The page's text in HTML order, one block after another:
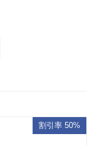
割引率 50%